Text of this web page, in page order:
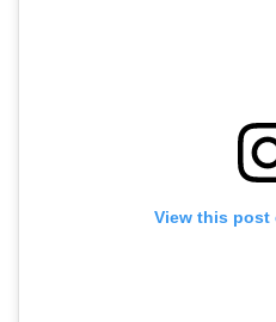
View this post